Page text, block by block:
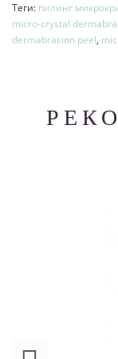
Теги: пилинг
micro-crystal
dermabrasion peel,